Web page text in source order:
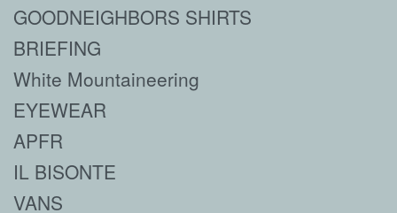
GOODNEIGHBORS SHIRTS
BRIEFING
White Mountaineering
EYEWEAR
APFR
IL BISONTE
VANS